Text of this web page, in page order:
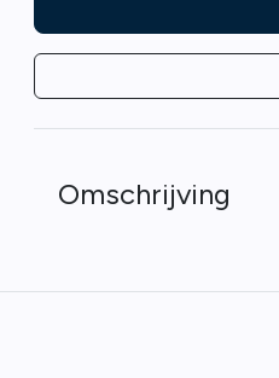
Omschrijving